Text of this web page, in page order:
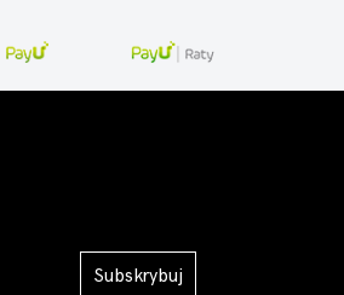
Subskrybuj